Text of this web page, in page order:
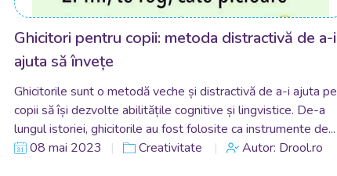
Ghicitori pentru copii: metoda distractivă de a-i
ajuta să învețe
Ghicitorile sunt o metodă veche și distractivă de a-i ajuta pe
copii să își dezvolte abilitățile cognitive și lingvistice. De-a
lungul istoriei, ghicitorile au fost folosite ca instrumente de...
08 mai 2023
Creativitate Autor: Drool.ro